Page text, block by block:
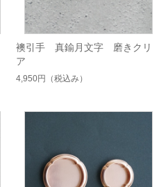
襖引手 真鍮月文字 磨きクリ
ア
4,950円 （税込み）